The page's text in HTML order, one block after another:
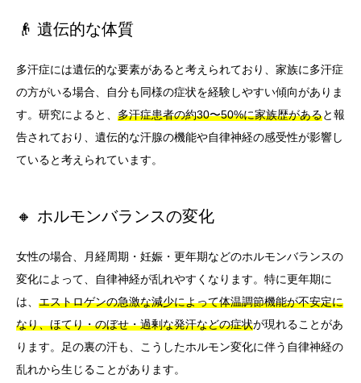
👴 遺伝的な体質
多汗症には遺伝的な要素があると考えられており、家族に多汗症
の方がいる場合、自分も同様の症状を経験しやすい傾向がありま
す。研究によると、 多汗症患者の約30〜50%に家族歴があると報
告されており、遺伝的な汗腺の機能や自律神経の感受性が影響し
ていると考えられています。
🔸 ホルモンバランスの変化
女性の場合、月経周期・妊娠・更年期などのホルモンバランスの
変化によって、自律神経が乱れやすくなります。特に更年期に
は、 エストロゲンの急激な減少によって体温調節機能が不安定に
なり、ほてり・のぼせ・過剰な発汗などの症状が現れることがあ
ります。足の裏の汗も、こうしたホルモン変化に伴う自律神経の
乱れから生じることがあります。